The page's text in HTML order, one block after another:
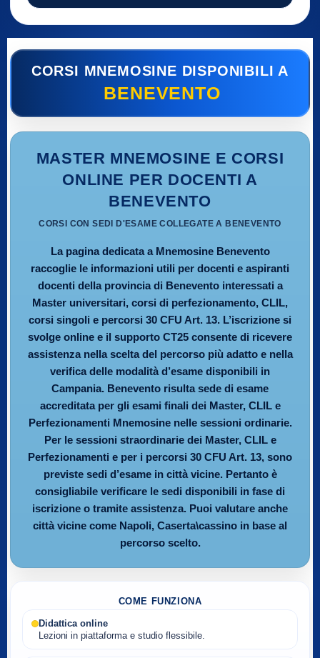
CORSI MNEMOSINE DISPONIBILI A
BENEVENTO
MASTER MNEMOSINE E CORSI
ONLINE PER DOCENTI A
BENEVENTO
CORSI CON SEDI D'ESAME COLLEGATE A BENEVENTO
La pagina dedicata a Mnemosine Benevento
raccoglie le informazioni utili per docenti e aspiranti
docenti della provincia di Benevento interessati a
Master universitari, corsi di perfezionamento, CLIL,
corsi singoli e percorsi 30 CFU Art. 13. L’iscrizione si
svolge online e il supporto CT25 consente di ricevere
assistenza nella scelta del percorso più adatto e nella
verifica delle modalità d’esame disponibili in
Campania. Benevento risulta sede di esame
accreditata per gli esami finali dei Master, CLIL e
Perfezionamenti Mnemosine nelle sessioni ordinarie.
Per le sessioni straordinarie dei Master, CLIL e
Perfezionamenti e per i percorsi 30 CFU Art. 13, sono
previste sedi d’esame in città vicine. Pertanto è
consigliabile verificare le sedi disponibili in fase di
iscrizione o tramite assistenza. Puoi valutare anche
città vicine come Napoli, Caserta\cassino in base al
percorso scelto.
COME FUNZIONA
Didattica online
Lezioni in piattaforma e studio flessibile.